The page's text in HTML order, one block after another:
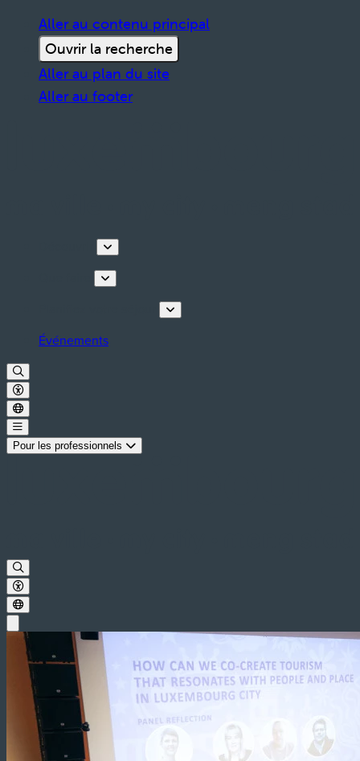
Aller au contenu principal
Ouvrir la recherche
Aller au plan du site
Aller au footer
Événements
Pour les professionnels